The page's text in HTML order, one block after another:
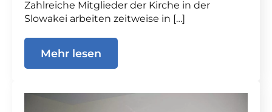
Zahlreiche Mitglieder der Kirche in der
Slowakei arbeiten zeitweise in […]
Mehr lesen